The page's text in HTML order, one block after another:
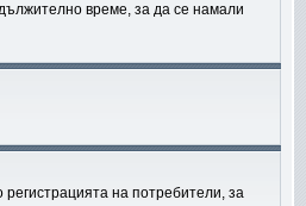
време, за да се намали
на потребители, за